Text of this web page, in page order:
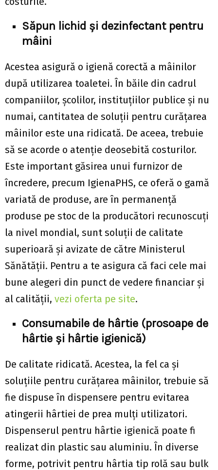
Săpun lichid și dezinfectant pentru
mâini
Acestea asigură o igienă corectă a mâinilor
după utilizarea toaletei. În băile din cadrul
companiilor, școlilor, instituțiilor publice și nu
numai, cantitatea de soluții pentru curățarea
mâinilor este una ridicată. De aceea, trebuie
să se acorde o atenție deosebită costurilor.
Este important găsirea unui furnizor de
încredere, precum IgienaPHS, ce oferă o gamă
variată de produse, are în permanență
produse pe stoc de la producători recunoscuți
la nivel mondial, sunt soluții de calitate
superioară și avizate de către Ministerul
Sănătății. Pentru a te asigura că faci cele mai
bune alegeri din punct de vedere financiar și
al calității, vezi oferta pe site.
Consumabile de hârtie (prosoape de
hârtie și hârtie igienică)
De calitate ridicată. Acestea, la fel ca și
soluțiile pentru curățarea mâinilor, trebuie să
fie dispuse în dispensere pentru evitarea
atingerii hârtiei de prea mulți utilizatori.
Dispenserul pentru hârtie igienică poate fi
realizat din plastic sau aluminiu. În diverse
forme, potrivit pentru hârtia tip rolă sau bulk